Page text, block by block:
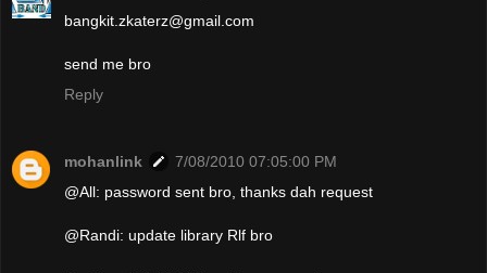
bangkit.zkaterz@gmail.com
send me bro
Reply
mohanlink
7/08/2010 07:05:00 PM
@All: password sent bro, thanks dah request
@Randi: update library Rlf bro